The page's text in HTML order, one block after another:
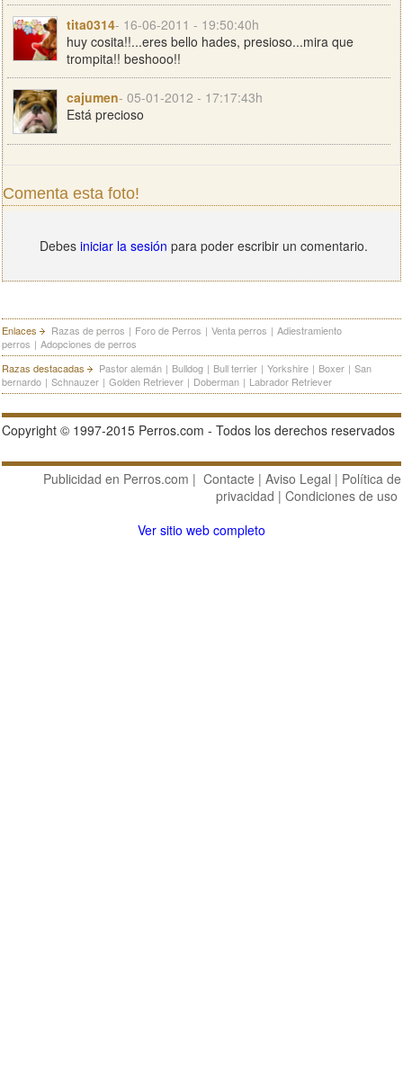
tita0314- 16-06-2011 - 19:50:40h
huy cosita!!...eres bello hades, presioso...mira que
trompita!! beshooo!!
cajumen- 05-01-2012 - 17:17:43h
Está precioso
Comenta esta foto!
Debes iniciar la sesión para poder escribir un comentario.
Enlaces Razas de perros | Foro de Perros | Venta perros | Adiestramiento
perros | Adopciones de perros
Razas destacadas
Pastor alemán | Bulldog | Bull terrier | Yorkshire | Boxer | San
bernardo | Schnauzer | Golden Retriever | Doberman | Labrador Retriever
Copyright © 1997-2015 Perros.com - Todos los derechos reservados
Publicidad en Perros.com | Contacte | Aviso Legal | Política de
privacidad | Condiciones de uso
Ver sitio web completo